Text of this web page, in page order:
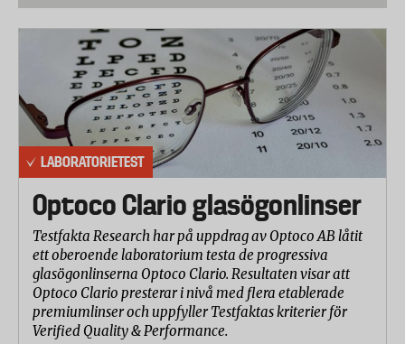
Katarina Bohman, trafiksäkerhetsforskare vid
Autoliv som skrivit en doktorsavhandling inom
området krocksäkerhet för barn.
Inom gällande standarder och forskningen finns
gräns- och riktvärden för när det finns risk för
allvarliga skador på olika kroppsdelar. Följande
gränsvärden har använts vid betygsättningen. (Källa
inom parentes).
Huvud: 70 g (EEVC, Q-Dummies Report 2008, sid
25, tabell 3)
Nacke (dragkraft): 1080 newton (EEVC, Q-
Dummies Report 2008, sid 25, tabell 3)
LABORATORIETEST
Optoco Clario glasögonlinser
Testfakta Research har på uppdrag av Optoco AB låtit
ett oberoende laboratorium testa de progressiva
glasögonlinserna Optoco Clario. Resultaten visar att
Optoco Clario presterar i nivå med flera etablerade
premiumlinser och uppfyller Testfaktas kriterier för
Verified Quality & Performance.